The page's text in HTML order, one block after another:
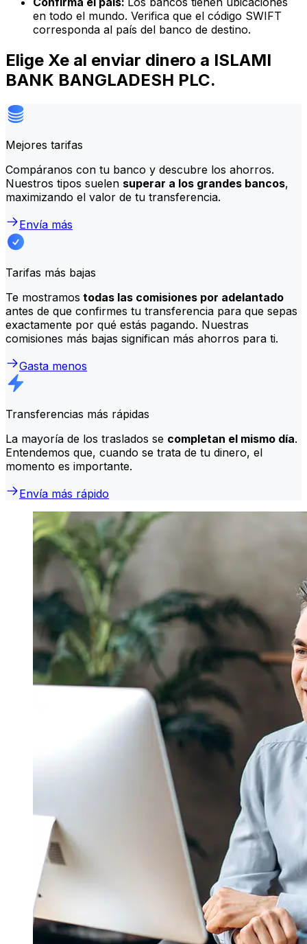
en todo el mundo. Verifica que el código SWIFT
corresponda al país del banco de destino.
Elige Xe al enviar dinero a ISLAMI
BANK BANGLADESH PLC.
Mejores tarifas
Compáranos con tu banco y descubre los ahorros.
Nuestros tipos suelen superar a los grandes bancos,
maximizando el valor de tu transferencia.
Envía más
Tarifas más bajas
Te mostramos todas las comisiones por adelantado
antes de que confirmes tu transferencia para que sepas
exactamente por qué estás pagando. Nuestras
comisiones más bajas significan más ahorros para ti.
Gasta menos
Transferencias más rápidas
La mayoría de los traslados se completan el mismo día.
Entendemos que, cuando se trata de tu dinero, el
momento es importante.
Envía más rápido